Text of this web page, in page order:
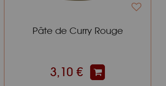
Pâte de Curry Rouge
3,10 €